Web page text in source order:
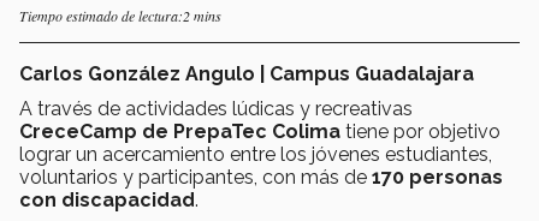
Tiempo estimado de lectura:2 mins
Carlos González Angulo | Campus Guadalajara
A través de actividades lúdicas y recreativas
CreceCamp de PrepaTec Colima tiene por objetivo
lograr un acercamiento entre los jóvenes estudiantes,
voluntarios y participantes, con más de 170 personas
con discapacidad.